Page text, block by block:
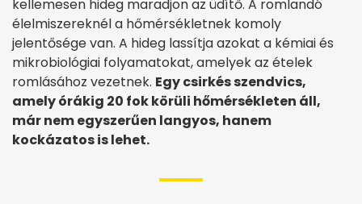
kellemesen hideg maradjon az üdítő. A romlandó
élelmiszereknél a hőmérsékletnek komoly
jelentősége van. A hideg lassítja azokat a kémiai és
mikrobiológiai folyamatokat, amelyek az ételek
romlásához vezetnek. Egy csirkés szendvics,
amely órákig 20 fok körüli hőmérsékleten áll,
már nem egyszerűen langyos, hanem
kockázatos is lehet.